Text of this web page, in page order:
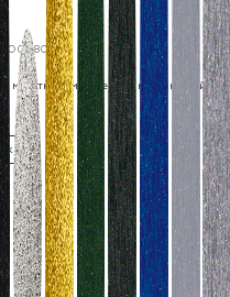
с молотковым эффектом коричневый
кг